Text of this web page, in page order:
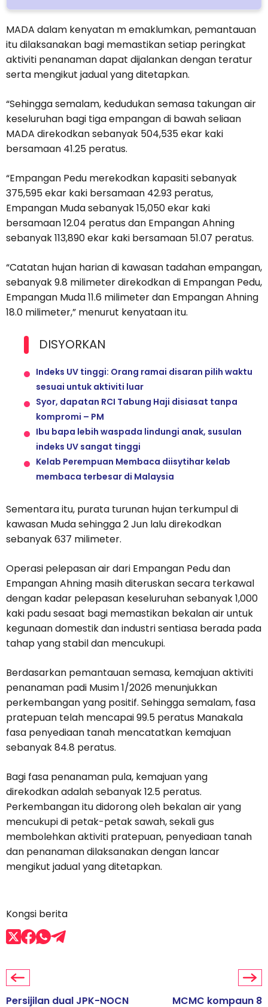
MADA dalam kenyatan m emaklumkan, pemantauan
itu dilaksanakan bagi memastikan setiap peringkat
aktiviti penanaman dapat dijalankan dengan teratur
serta mengikut jadual yang ditetapkan.
“Sehingga semalam, kedudukan semasa takungan air
keseluruhan bagi tiga empangan di bawah seliaan
MADA direkodkan sebanyak 504,535 ekar kaki
bersamaan 41.25 peratus.
“Empangan Pedu merekodkan kapasiti sebanyak
375,595 ekar kaki bersamaan 42.93 peratus,
Empangan Muda sebanyak 15,050 ekar kaki
bersamaan 12.04 peratus dan Empangan Ahning
sebanyak 113,890 ekar kaki bersamaan 51.07 peratus.
“Catatan hujan harian di kawasan tadahan empangan,
sebanyak 9.8 milimeter direkodkan di Empangan Pedu,
Empangan Muda 11.6 milimeter dan Empangan Ahning
18.0 milimeter,” menurut kenyataan itu.
DISYORKAN
Indeks UV tinggi: Orang ramai disaran pilih waktu
sesuai untuk aktiviti luar
Syor, dapatan RCI Tabung Haji disiasat tanpa
kompromi – PM
Ibu bapa lebih waspada lindungi anak, susulan
indeks UV sangat tinggi
Kelab Perempuan Membaca diisytihar kelab
membaca terbesar di Malaysia
Sementara itu, purata turunan hujan terkumpul di
kawasan Muda sehingga 2 Jun lalu direkodkan
sebanyak 637 milimeter.
Operasi pelepasan air dari Empangan Pedu dan
Empangan Ahning masih diteruskan secara terkawal
dengan kadar pelepasan keseluruhan sebanyak 1,000
kaki padu sesaat bagi memastikan bekalan air untuk
kegunaan domestik dan industri sentiasa berada pada
tahap yang stabil dan mencukupi.
Berdasarkan pemantauan semasa, kemajuan aktiviti
penanaman padi Musim 1/2026 menunjukkan
perkembangan yang positif. Sehingga semalam, fasa
pratepuan telah mencapai 99.5 peratus Manakala
fasa penyediaan tanah mencatatkan kemajuan
sebanyak 84.8 peratus.
Bagi fasa penanaman pula, kemajuan yang
direkodkan adalah sebanyak 12.5 peratus.
Perkembangan itu didorong oleh bekalan air yang
mencukupi di petak-petak sawah, sekali gus
membolehkan aktiviti pratepuan, penyediaan tanah
dan penanaman dilaksanakan dengan lancar
mengikut jadual yang ditetapkan.
Kongsi berita
Persijilan dual JPK-NOCN MCMC kompaun 8